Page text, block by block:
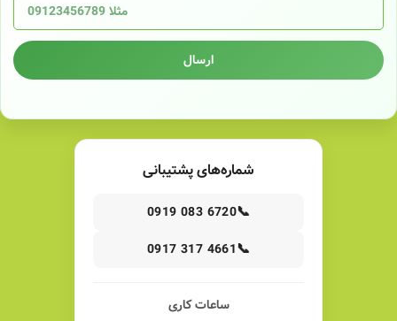
ارسال
شماره‌های پشتیبانی
📞
0919 083 6720
📞
0917 317 4661
ساعات کاری